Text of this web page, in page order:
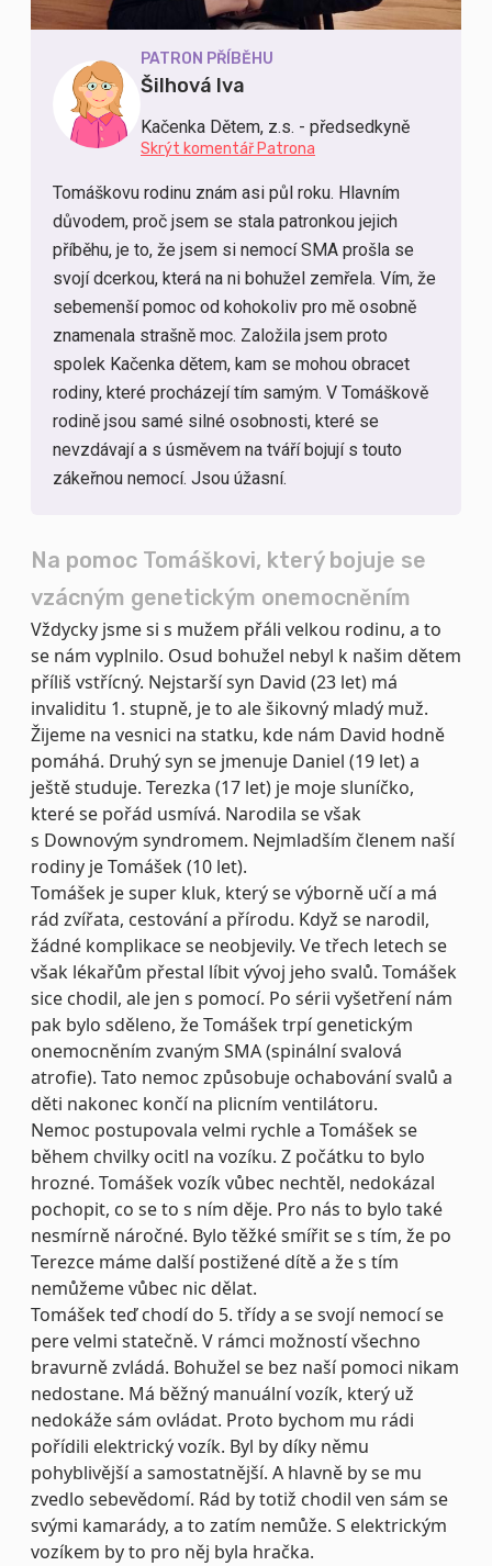
PATRON PŘÍBĚHU
Šilhová Iva
Kačenka Dětem, z.s. - předsedkyně
Skrýt komentář Patrona
Tomáškovu rodinu znám asi půl roku. Hlavním
důvodem, proč jsem se stala patronkou jejich
příběhu, je to, že jsem si nemocí SMA prošla se
svojí dcerkou, která na ni bohužel zemřela. Vím, že
sebemenší pomoc od kohokoliv pro mě osobně
znamenala strašně moc. Založila jsem proto
spolek Kačenka dětem, kam se mohou obracet
rodiny, které procházejí tím samým. V Tomáškově
rodině jsou samé silné osobnosti, které se
nevzdávají a s úsměvem na tváří bojují s touto
zákeřnou nemocí. Jsou úžasní.
Na pomoc Tomáškovi, který bojuje se
vzácným genetickým onemocněním
Vždycky jsme si s mužem přáli velkou rodinu, a to
se nám vyplnilo. Osud bohužel nebyl k našim dětem
příliš vstřícný. Nejstarší syn David (23 let) má
invaliditu 1. stupně, je to ale šikovný mladý muž.
Žijeme na vesnici na statku, kde nám David hodně
pomáhá. Druhý syn se jmenuje Daniel (19 let) a
ještě studuje. Terezka (17 let) je moje sluníčko,
které se pořád usmívá. Narodila se však
s Downovým syndromem. Nejmladším členem naší
rodiny je Tomášek (10 let).
Tomášek je super kluk, který se výborně učí a má
rád zvířata, cestování a přírodu. Když se narodil,
žádné komplikace se neobjevily. Ve třech letech se
však lékařům přestal líbit vývoj jeho svalů. Tomášek
sice chodil, ale jen s pomocí. Po sérii vyšetření nám
pak bylo sděleno, že Tomášek trpí genetickým
onemocněním zvaným SMA (spinální svalová
atrofie). Tato nemoc způsobuje ochabování svalů a
děti nakonec končí na plicním ventilátoru.
Nemoc postupovala velmi rychle a Tomášek se
během chvilky ocitl na vozíku. Z počátku to bylo
hrozné. Tomášek vozík vůbec nechtěl, nedokázal
pochopit, co se to s ním děje. Pro nás to bylo také
nesmírně náročné. Bylo těžké smířit se s tím, že po
Terezce máme další postižené dítě a že s tím
nemůžeme vůbec nic dělat.
Tomášek teď chodí do 5. třídy a se svojí nemocí se
pere velmi statečně. V rámci možností všechno
bravurně zvládá. Bohužel se bez naší pomoci nikam
nedostane. Má běžný manuální vozík, který už
nedokáže sám ovládat. Proto bychom mu rádi
pořídili elektrický vozík. Byl by díky němu
pohyblivější a samostatnější. A hlavně by se mu
zvedlo sebevědomí. Rád by totiž chodil ven sám se
svými kamarády, a to zatím nemůže. S elektrickým
vozíkem by to pro něj byla hračka.